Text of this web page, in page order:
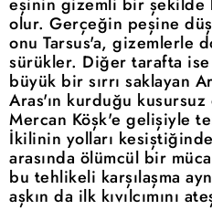
olur. Gerçeğin peşine
onu Tarsus'a, gizemlerle
sürükler. Diğer tarafta
büyük bir sırrı saklayan
Aras'ın kurduğu
Mercan Köşk'e gelişiyle
İkilinin yolları
arasında ölümcül bir
bu tehlikeli karşılaşma
aşkın da ilk kıvılcımını